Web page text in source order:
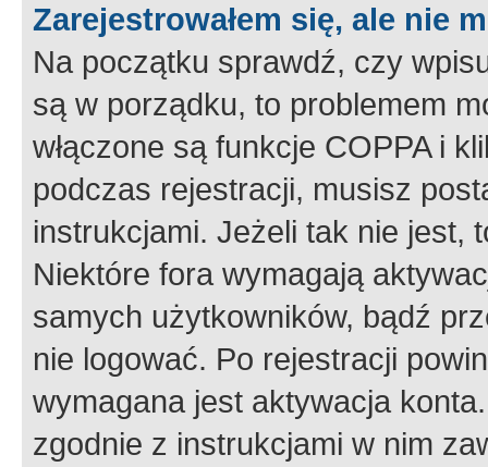
Zarejestrowałem się, ale nie
Na początku sprawdź, czy
są w porządku, to problemem
włączone są funkcje COPPA i
podczas rejestracji, musisz
instrukcjami. Jeżeli tak nie jest,
Niektóre fora wymagają
samych użytkowników, bądź
nie logować. Po rejestracji
wymagana jest aktywacja
zgodnie z instrukcjami w nim